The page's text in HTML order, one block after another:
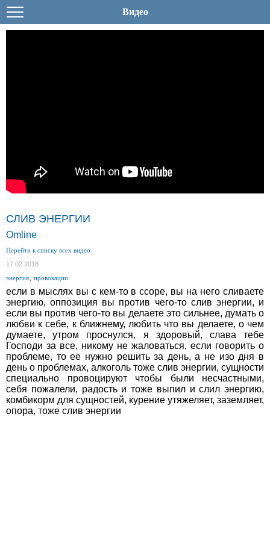
Видео
СЛИВ ЭНЕРГИИ
Omline
Перейти к списку всех видео
17.02.2018
энергия
провокации
если в мыслях вы с кем-то в ссоре, вы на него сливаете
энергию, оппозиция вы против чего-то слив энергии, и
если вы против чего-то вы делаете это сильнее, думать о
любви к себе, к ближнему, любить что вы делаете, о чем
думаете, утром проснулся, я здоровый, слава тебе
Господи за все, никому не жаловаться, если говорить о
проблеме, то ее нужно решить за день, а не изо дня в
день о проблемах, алкоголь тоже слив энергии, сущности
специально провоцируют чтобы были несчастными,
себя пожалели, радость и тоже выпил и слил энергию,
комбикорм для сущностей, курение утяжеляет, заземляет,
опора, тоже слив энергии